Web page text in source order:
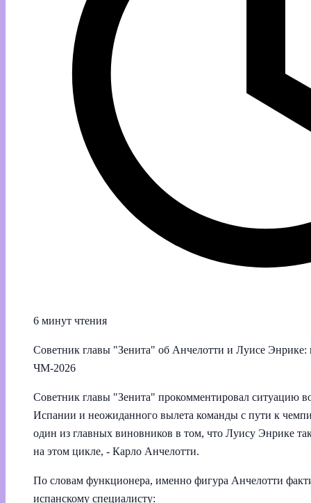
6 минут чтения
Советник главы "Зенита" об Анчелотти и Луисе
ЧМ‑2026
Советник главы "Зенита" прокомментировал ситуацию
Испании и неожиданного вылета команды с пути к
один из главных виновников в том, что Луису Энрике
на этом цикле, - Карло Анчелотти.
По словам функционера, именно фигура Анчелотти
испанскому специалисту: